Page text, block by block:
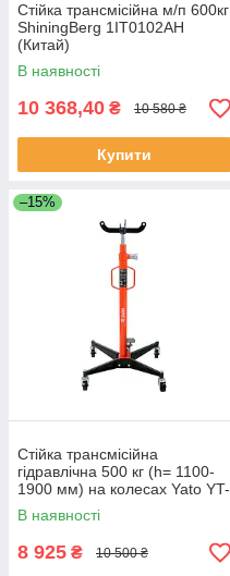
Стійка трансмісійна м/п 600кг
ShiningBerg 1IT0102AH
(Китай)
В наявності
10 368,40 ₴ 10 580 ₴
Купити
–15%
Стійка трансмісійна
гідравлічна 500 кг (h= 1100-
1900 мм) на колесах Yato YT-
55601 (Польща)
В наявності
8 925 ₴ 10 500 ₴